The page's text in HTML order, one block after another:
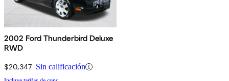
2002 Ford Thunderbird Deluxe
RWD
$20,347 Sin calificación